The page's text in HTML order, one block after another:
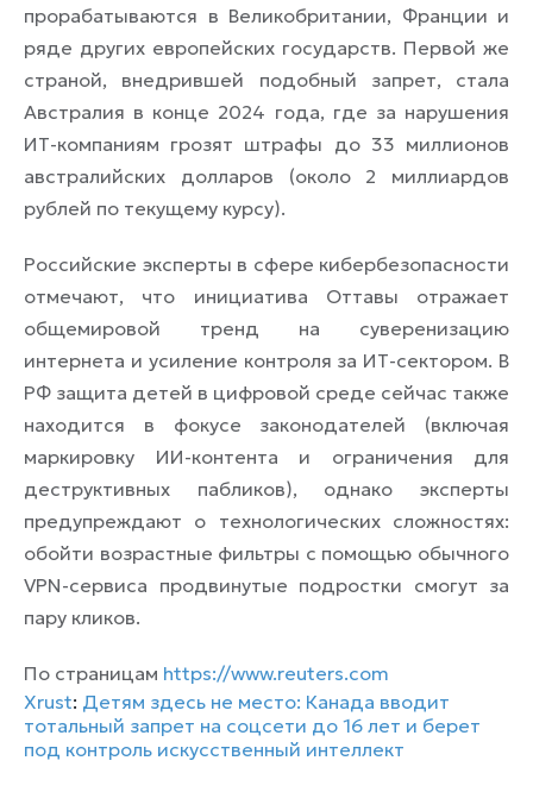
прорабатываются в Великобритании, Франции и
ряде других европейских государств. Первой же
страной, внедрившей подобный запрет, стала
Австралия в конце 2024 года, где за нарушения
ИТ-компаниям грозят штрафы до 33 миллионов
австралийских долларов (около 2 миллиардов
рублей по текущему курсу).
Российские эксперты в сфере кибербезопасности
отмечают, что инициатива Оттавы отражает
общемировой тренд на суверенизацию
интернета и усиление контроля за ИТ-сектором. В
РФ защита детей в цифровой среде сейчас также
находится в фокусе законодателей (включая
маркировку ИИ-контента и ограничения для
деструктивных пабликов), однако эксперты
предупреждают о технологических сложностях:
обойти возрастные фильтры с помощью обычного
VPN-сервиса продвинутые подростки смогут за
пару кликов.
По страницам https://www.reuters.com
Xrust: Детям здесь не место: Канада вводит
тотальный запрет на соцсети до 16 лет и берет
под контроль искусственный интеллект